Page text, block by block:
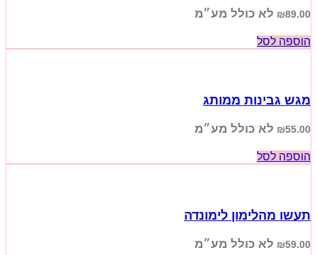
₪89.00 לא כולל מע״מ
הוספה לסל
מגש גבינות ממותג
₪55.00 לא כולל מע״מ
הוספה לסל
תעשו מהלימון לימונדה
₪59.00 לא כולל מע״מ